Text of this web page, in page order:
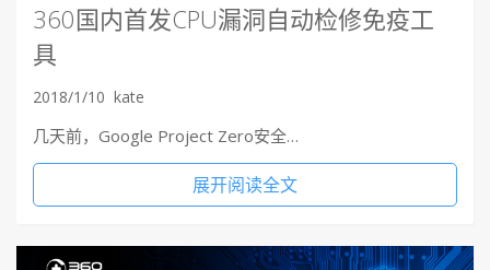
360国内首发CPU漏洞自动检修免疫工
具
2018/1/10 kate
几天前，Google Project Zero安全…
展开阅读全文